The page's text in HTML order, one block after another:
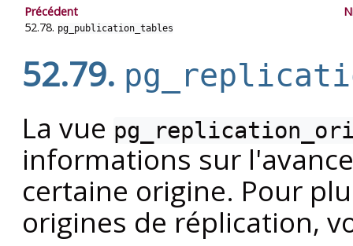
Précédent
52.78. pg_publication_tables
52.79.
La vue
informations sur
certaine origine. Pour
origines de réplication,